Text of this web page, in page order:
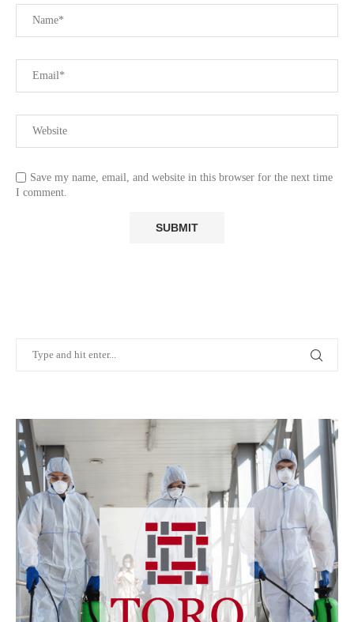
Save my name, email, and website in this browser for the next time
I comment.